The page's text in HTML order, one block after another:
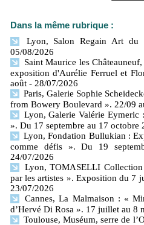
Dans la même rubrique :
Lyon, Salon Regain Art du
05/08/2026
Saint Maurice les
exposition d'Aurélie Ferruel et
août - 28/07/2026
Paris, Galerie Sophie
from Bowery Boulevard ». 22/09
Lyon, Galerie Valérie Eymeric
». Du 17 septembre au 17 octobre
Lyon, Fondation Bullukian :
comme défis ». Du 19
24/07/2026
Lyon, TOMASELLI
par les artistes ». Exposition du 7
23/07/2026
Cannes, La Malmaison : «
d’Hervé Di Rosa ». 17 juillet au 8
Toulouse, Muséum, serre de